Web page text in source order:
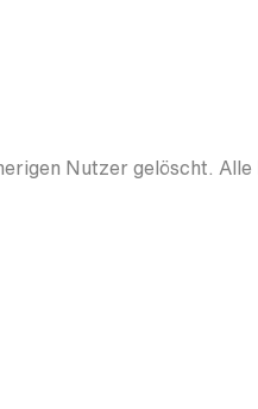
Nutzer gelöscht.